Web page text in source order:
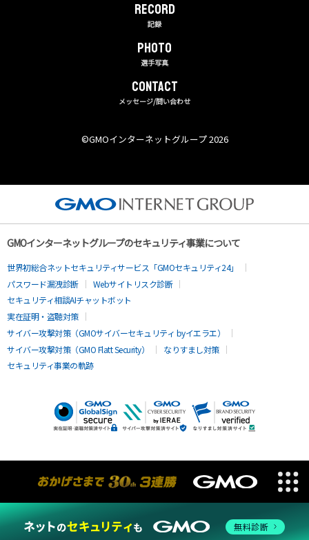
RECORD
記録
PHOTO
選手写真
CONTACT
メッセージ/問い合わせ
©︎GMOインターネットグループ 2026
GMOインターネットグループのセキュリティ事業について
世界初総合ネットセキュリティサービス「GMOセキュリティ24」
パスワード漏洩診断
Webサイトリスク診断
セキュリティ相談AIチャットボット
実在証明・盗聴対策
サイバー攻撃対策（GMOサイバーセキュリティ byイエラエ）
サイバー攻撃対策（GMO Flatt Security）
なりすまし対策
セキュリティ事業の軌跡
無料診断